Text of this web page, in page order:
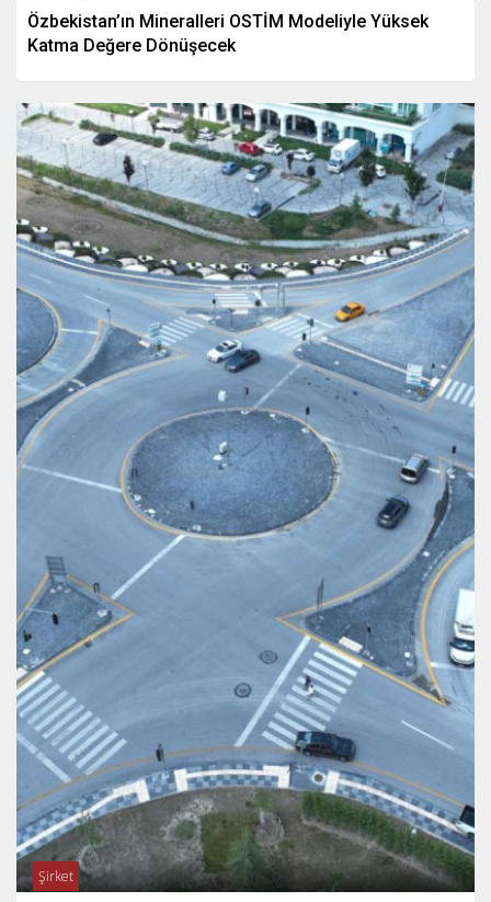
Özbekistan’ın Mineralleri OSTİM Modeliyle Yüksek
Katma Değere Dönüşecek
Şirket